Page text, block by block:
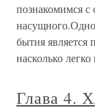
познакомимся
бытия является
насколько
Глава 4.